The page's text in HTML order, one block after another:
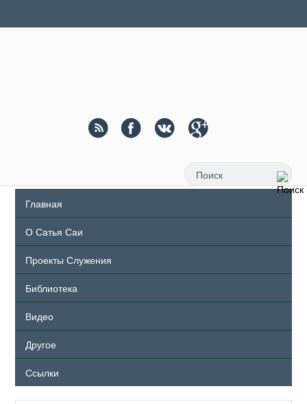
Главная
О Сатья Саи
Проекты Служения
Библиотека
Видео
Другое
Ссылки